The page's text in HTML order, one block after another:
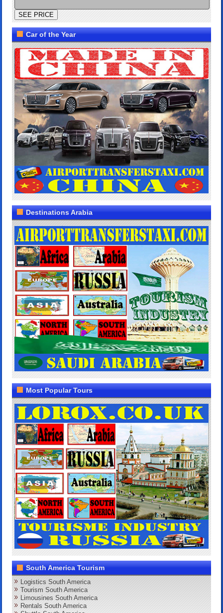
Car of the Year
Destinations Arabia
Most Popular Tours
South America Tourism
Logistics South America
Tourism South America
Limousines South America
Rentals South America